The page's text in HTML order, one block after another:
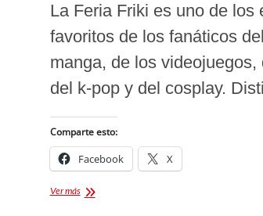
La Feria Friki es uno de los
favoritos de los fanáticos
manga, de los videojuegos,
del k-pop y del cosplay.
Comparte esto:
Facebook X
Ver másFRIKI